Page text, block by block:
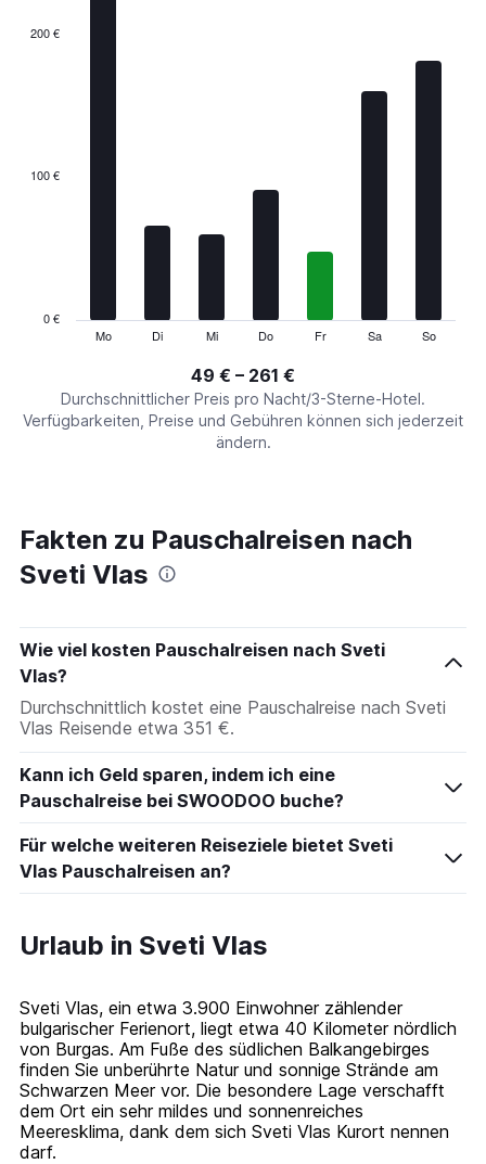
The
categories.
values.
Range:
Mo Di Mi Do Fr Sa So
0 €
100 €
200 €
49 € – 261 €
Durchschnittlicher Preis pro Nacht/3-Sterne-Hotel.
Verfügbarkeiten, Preise und Gebühren können sich jederzeit
ändern.
Fakten zu Pauschalreisen nach
Sveti Vlas
Wie viel kosten Pauschalreisen nach Sveti
Vlas?
Durchschnittlich kostet eine Pauschalreise nach Sveti
Vlas Reisende etwa 351 €.
Kann ich Geld sparen, indem ich eine
Pauschalreise bei SWOODOO buche?
Für welche weiteren Reiseziele bietet Sveti
Vlas Pauschalreisen an?
Urlaub in Sveti Vlas
Sveti Vlas, ein etwa 3.900 Einwohner zählender
bulgarischer Ferienort, liegt etwa 40 Kilometer nördlich
von Burgas. Am Fuße des südlichen Balkangebirges
finden Sie unberührte Natur und sonnige Strände am
Schwarzen Meer vor. Die besondere Lage verschafft
dem Ort ein sehr mildes und sonnenreiches
Meeresklima, dank dem sich Sveti Vlas Kurort nennen
darf.